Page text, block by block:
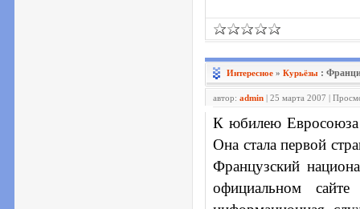
Интересное » Курьёзы :
автор: admin | 25 марта 2007 |
К юбилею
Она стала первой
Французский
официальном